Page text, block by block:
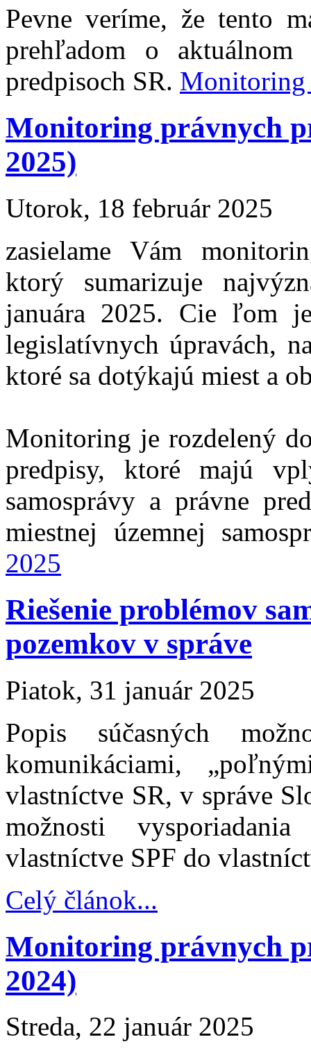
Pevne veríme, že tento
prehľadom o
predpisoch SR. Monitoring
Monitoring právnych
2025)
Utorok, 18 február 2025
zasielame Vám
ktorý sumarizuje
januára 2025. Cie ľom
legislatívnych úpravách,
ktoré sa dotýkajú miest a
Monitoring je rozdelený
predpisy, ktoré majú
samosprávy a právne
miestnej územnej
2025
Riešenie problémov
pozemkov v správe
Piatok, 31 január 2025
Popis súčasných
komunikáciami,
vlastníctve SR, v správe
možnosti
vlastníctve SPF do
Celý článok...
Monitoring právnych
2024)
Streda, 22 január 2025